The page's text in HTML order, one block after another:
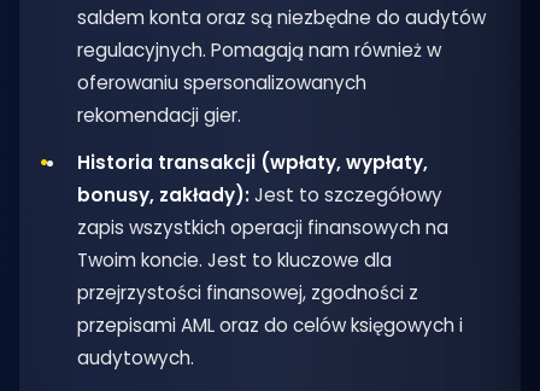
saldem konta oraz są niezbędne do audytów
regulacyjnych. Pomagają nam również w
oferowaniu spersonalizowanych
rekomendacji gier.
Historia transakcji (wpłaty, wypłaty,
bonusy, zakłady):Jest to szczegółowy
zapis wszystkich operacji finansowych na
Twoim koncie. Jest to kluczowe dla
przejrzystości finansowej, zgodności z
przepisami AML oraz do celów księgowych i
audytowych.